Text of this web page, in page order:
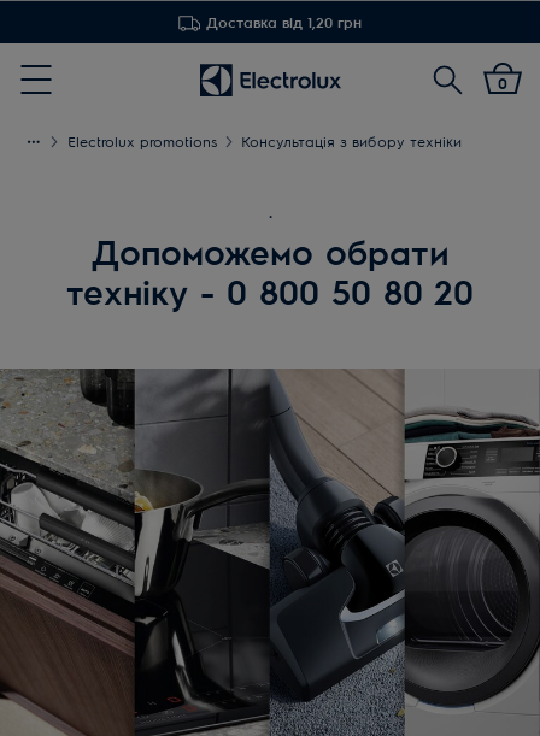
Доставка від 1,20 грн
Menu
Пошук
0
Electrolux promotions Консультація з вибору техніки
.
Допоможемо обрати
техніку - 0 800 50 80 20